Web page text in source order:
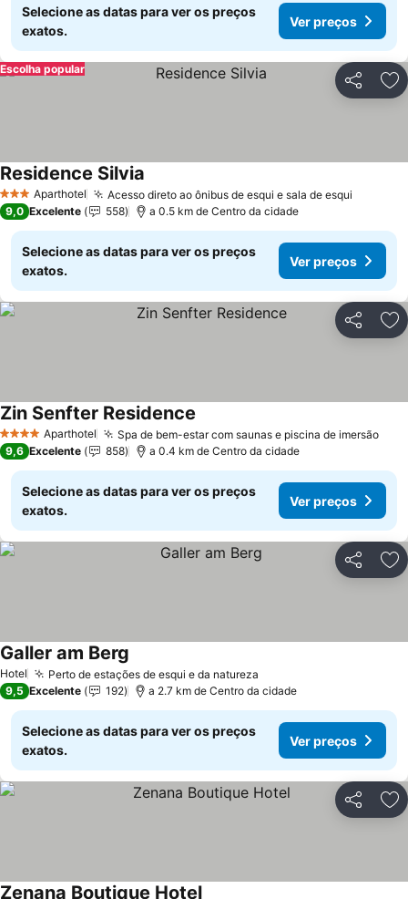
Selecione as datas para ver os preços
exatos.
Ver preços
Partilhar
Escolha popular
3 EstrelasAparthotel Acesso direto ao ônibus de esqui e sala de esqui
Residence Silvia
9,0 Excelente 558 a 0.5 km de Centro da cidade
Selecione as datas para ver os preços
exatos.
Ver preços
Partilhar
4 EstrelasAparthotel Spa de bem-estar com saunas e piscina de imersão
Zin Senfter Residence
9,6 Excelente 858 a 0.4 km de Centro da cidade
Selecione as datas para ver os preços
exatos.
Ver preços
Partilhar
Hotel Perto de estações de esqui e da natureza
Galler am Berg
9,5 Excelente 192 a 2.7 km de Centro da cidade
Selecione as datas para ver os preços
exatos.
Ver preços
Partilhar
Zenana Boutique Hotel